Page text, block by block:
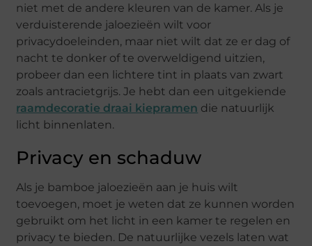
niet met de andere kleuren van de kamer. Als je
verduisterende jaloezieën wilt voor
privacydoeleinden, maar niet wilt dat ze er dag of
nacht te donker of te overweldigend uitzien,
probeer dan een lichtere tint in plaats van zwart
zoals antracietgrijs. Je hebt dan een uitgekiende
raamdecoratie draai kiepramen die natuurlijk
licht binnenlaten.
Privacy en schaduw
Als je bamboe jaloezieën aan je huis wilt
toevoegen, moet je weten dat ze kunnen worden
gebruikt om het licht in een kamer te regelen en
privacy te bieden. De natuurlijke vezels laten wat